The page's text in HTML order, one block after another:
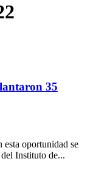
35
oportunidad se
Instituto de...